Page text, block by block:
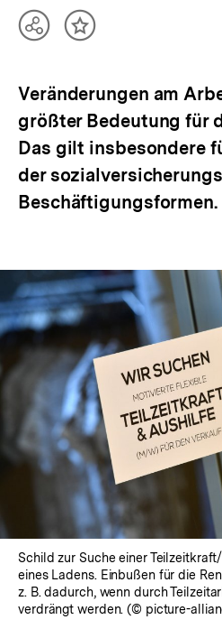
TeilenInhalt
Veränderungen am
größter Bedeutung für
Das gilt insbesondere
der
Beschäftigungsformen.
Schild zur Suche einer
eines Ladens. Einbußen für die
z. B. dadurch, wenn durch
verdrängt werden. (© picture-